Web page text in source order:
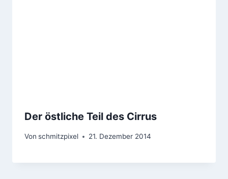
Der östliche Teil des Cirrus
Von schmitzpixel 21. Dezember 2014